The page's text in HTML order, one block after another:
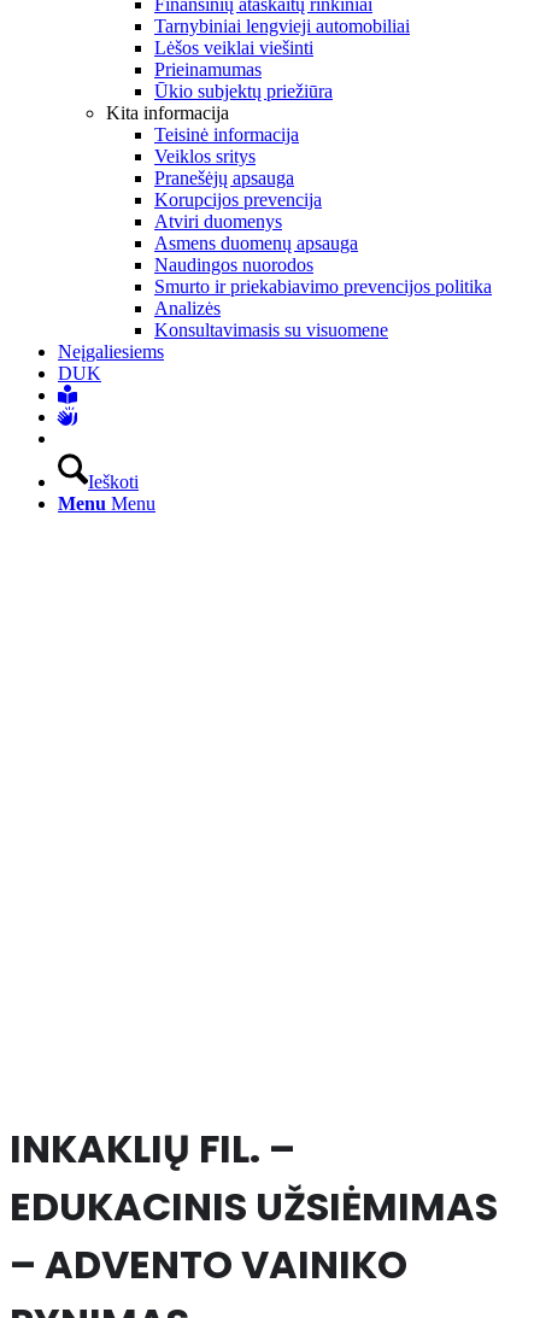
Finansinių ataskaitų rinkiniai
Tarnybiniai lengvieji automobiliai
Lėšos veiklai viešinti
Prieinamumas
Ūkio subjektų priežiūra
Kita informacija
Teisinė informacija
Veiklos sritys
Pranešėjų apsauga
Korupcijos prevencija
Atviri duomenys
Asmens duomenų apsauga
Naudingos nuorodos
Smurto ir priekabiavimo prevencijos politika
Analizės
Konsultavimasis su visuomene
Neįgaliesiems
DUK
Ieškoti
Menu Menu
INKAKLIŲ FIL. –
EDUKACINIS UŽSIĖMIMAS
– ADVENTO VAINIKO